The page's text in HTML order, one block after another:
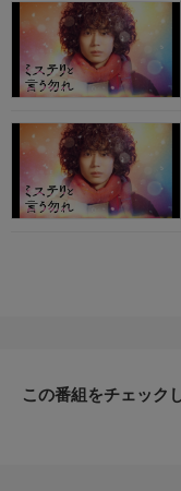
この番組をチェック